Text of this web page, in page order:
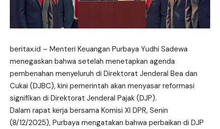
beritax.id – Menteri Keuangan Purbaya Yudhi Sadewa
menegaskan bahwa setelah menetapkan agenda
pembenahan menyeluruh di Direktorat Jenderal Bea dan
Cukai (DJBC), kini pemerintah akan menyasar reformasi
signifikan di Direktorat Jenderal Pajak (DJP).
Dalam rapat kerja bersama Komisi XI DPR, Senin
(8/12/2025), Purbaya mengatakan bahwa perbaikan di DJP